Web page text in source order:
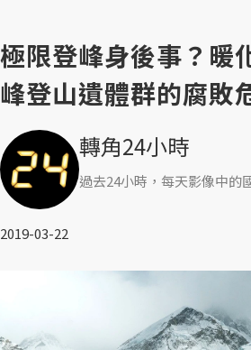
極限登峰身後事？暖
峰登山遺體群的腐敗
轉角24小時
過去24小時，每天影像中的
2019-03-22